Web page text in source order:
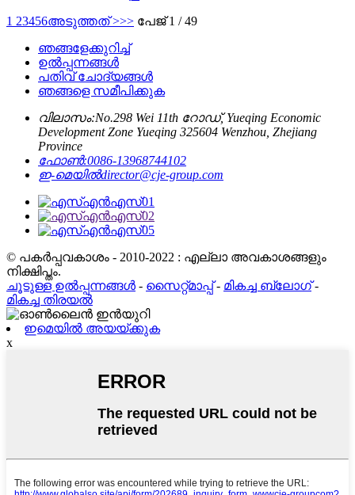
1 23456അടുത്തത് >>> പേജ് 1 / 49
ഞങ്ങളേക്കുറിച്ച്
ഉൽപ്പന്നങ്ങൾ
പതിവ് ചോദ്യങ്ങൾ
ഞങ്ങളെ സമീപിക്കുക
വിലാസം:No.298 Wei 11th റോഡ്, Yueqing Economic
Development Zone Yueqing 325604 Wenzhou, Zhejiang
Province
ഫോൺ:0086-13968744102
ഇ-മെയിൽdirector@cje-group.com
© പകർപ്പവകാശം - 2010-2022 : എല്ലാ അവകാശങ്ങളും
നിക്ഷിപ്തം.
ചൂടുള്ള ഉൽപ്പന്നങ്ങൾ - സൈറ്റ്മാപ്പ്- മികച്ച ബ്ലോഗ്-
മികച്ച തിരയൽ
ഇമെയിൽ അയയ്ക്കുക
x